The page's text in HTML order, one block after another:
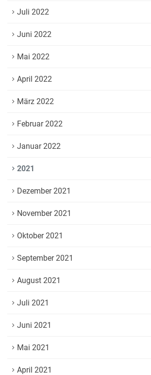
Juli 2022
Juni 2022
Mai 2022
April 2022
März 2022
Februar 2022
Januar 2022
2021
Dezember 2021
November 2021
Oktober 2021
September 2021
August 2021
Juli 2021
Juni 2021
Mai 2021
April 2021